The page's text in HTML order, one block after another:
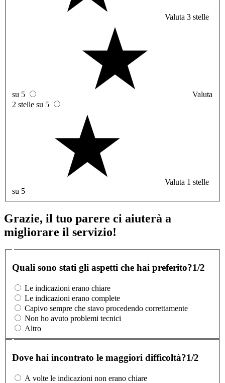
Valuta 3 stelle
su 5
Valuta
2 stelle su 5
Valuta 1 stelle
su 5
Grazie, il tuo parere ci aiuterà a
migliorare il servizio!
Quali sono stati gli aspetti che hai preferito?1/2
Le indicazioni erano chiare
Le indicazioni erano complete
Capivo sempre che stavo procedendo correttamente
Non ho avuto problemi tecnici
Altro
Dove hai incontrato le maggiori difficoltà?1/2
A volte le indicazioni non erano chiare